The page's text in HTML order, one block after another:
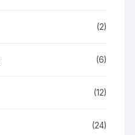
(2)
(6)
(12)
(24)